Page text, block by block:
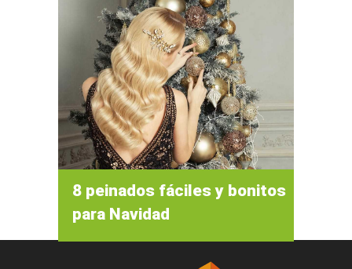
8 peinados fáciles y bonitos
para Navidad